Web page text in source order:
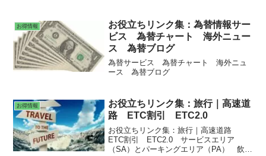
トラセール メルカリ
お得情報
お役立ちリンク集：為替情報サー
ビス 為替チャート 海外ニュー
ス 為替ブログ
為替サービス 為替チャート 海外ニュ
ース 為替ブログ
お得情報
お役立ちリンク集：旅行｜高速道
路 ETC割引 ETC2.0
お役立ちリンク集：旅行｜高速道路
ETC割引 ETC2.0 サービスエリア
（SA）とパーキングエリア（PA） 飲食